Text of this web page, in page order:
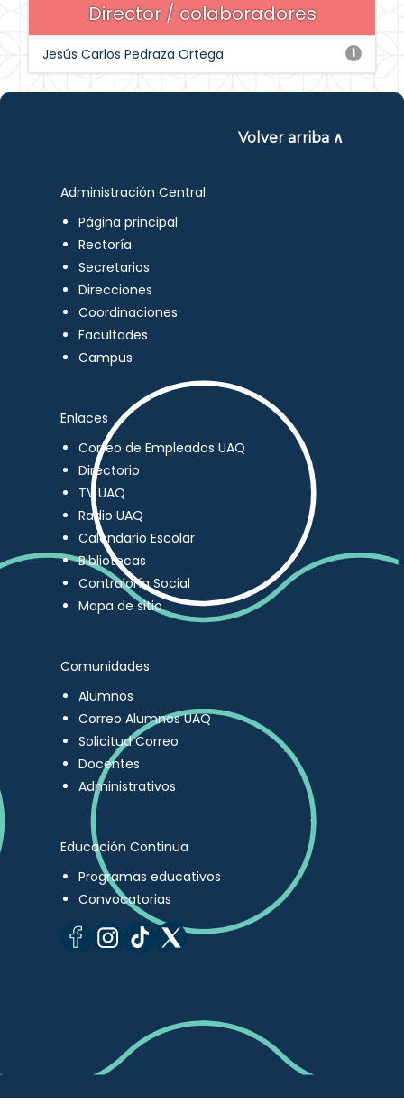
Director / colaboradores
1
Jesús Carlos Pedraza Ortega
Volver arriba ∧
Administración Central
Página principal
Rectoría
Secretarios
Direcciones
Coordinaciones
Facultades
Campus
Enlaces
Correo de Empleados UAQ
Directorio
TV UAQ
Radio UAQ
Calendario Escolar
Bibliotecas
Contraloría Social
Mapa de sitio
Comunidades
Alumnos
Correo Alumnos UAQ
Solicitud Correo
Docentes
Administrativos
Educación Continua
Programas educativos
Convocatorias